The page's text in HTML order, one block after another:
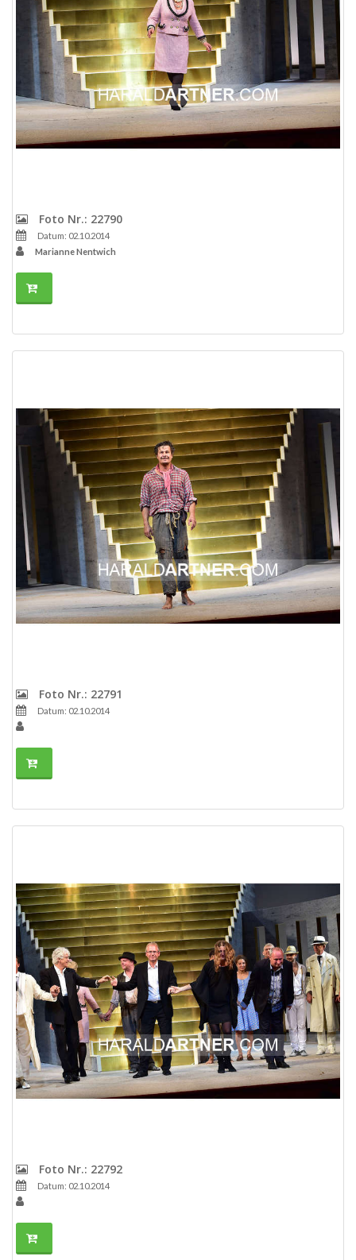
Foto Nr.: 22790
Datum: 02.10.2014
Marianne Nentwich
Foto Nr.: 22791
Datum: 02.10.2014
Foto Nr.: 22792
Datum: 02.10.2014